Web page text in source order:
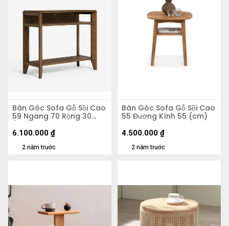
Bàn Góc Sofa Gỗ Sồi Cao
59 Ngang 70 Rộng 30
(cm)
2 năm trước
6.100.000 ₫
Bàn Góc Sofa Gỗ Sồi Cao
55 Đường Kính 55 (cm)
2 năm trước
4.500.000 ₫